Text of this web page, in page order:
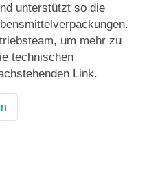
unterstützt so die
um mehr zu
technischen
Link.